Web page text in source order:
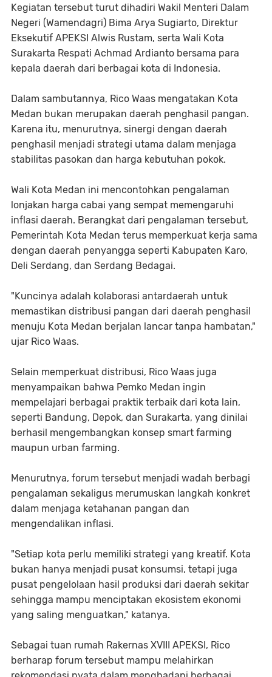
Kegiatan tersebut turut dihadiri Wakil Menteri Dalam
Negeri (Wamendagri) Bima Arya Sugiarto, Direktur
Eksekutif APEKSI Alwis Rustam, serta Wali Kota
Surakarta Respati Achmad Ardianto bersama para
kepala daerah dari berbagai kota di Indonesia.
Dalam sambutannya, Rico Waas mengatakan Kota
Medan bukan merupakan daerah penghasil pangan.
Karena itu, menurutnya, sinergi dengan daerah
penghasil menjadi strategi utama dalam menjaga
stabilitas pasokan dan harga kebutuhan pokok.
Wali Kota Medan ini mencontohkan pengalaman
lonjakan harga cabai yang sempat memengaruhi
inflasi daerah. Berangkat dari pengalaman tersebut,
Pemerintah Kota Medan terus memperkuat kerja sama
dengan daerah penyangga seperti Kabupaten Karo,
Deli Serdang, dan Serdang Bedagai.
"Kuncinya adalah kolaborasi antardaerah untuk
memastikan distribusi pangan dari daerah penghasil
menuju Kota Medan berjalan lancar tanpa hambatan,"
ujar Rico Waas.
Selain memperkuat distribusi, Rico Waas juga
menyampaikan bahwa Pemko Medan ingin
mempelajari berbagai praktik terbaik dari kota lain,
seperti Bandung, Depok, dan Surakarta, yang dinilai
berhasil mengembangkan konsep smart farming
maupun urban farming.
Menurutnya, forum tersebut menjadi wadah berbagi
pengalaman sekaligus merumuskan langkah konkret
dalam menjaga ketahanan pangan dan
mengendalikan inflasi.
"Setiap kota perlu memiliki strategi yang kreatif. Kota
bukan hanya menjadi pusat konsumsi, tetapi juga
pusat pengelolaan hasil produksi dari daerah sekitar
sehingga mampu menciptakan ekosistem ekonomi
yang saling menguatkan," katanya.
Sebagai tuan rumah Rakernas XVIII APEKSI, Rico
berharap forum tersebut mampu melahirkan